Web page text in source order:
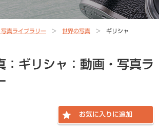
真ライブラリー 世界の写真 ギリシャ
：ギリシャ：動画・写真ラ
お気に入りに追加